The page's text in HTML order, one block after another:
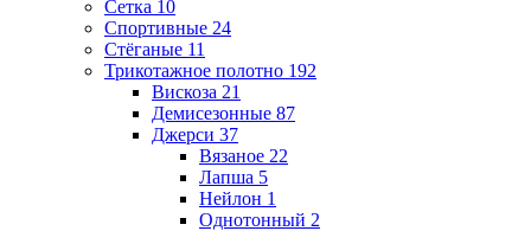
Сетка 10
Спортивные 24
Стёганые 11
Трикотажное полотно 192
Вискоза 21
Демисезонные 87
Джерси 37
Вязаное 22
Лапша 5
Нейлон 1
Однотонный 2